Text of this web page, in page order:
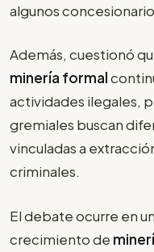
algunos
Además, cuestionó
minería formal
actividades ilegales,
gremiales buscan
vinculadas a
criminales.
El debate ocurre en
crecimiento de